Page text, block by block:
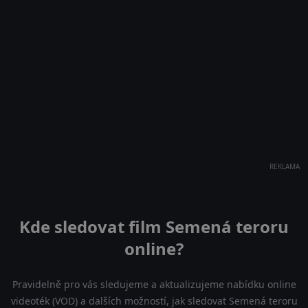
REKLAMA
Kde sledovat film Semená teroru
online?
Pravidelně pro vás sledujeme a aktualizujeme nabídku online
videoték (VOD) a dalších možností, jak sledovat Semená teroru